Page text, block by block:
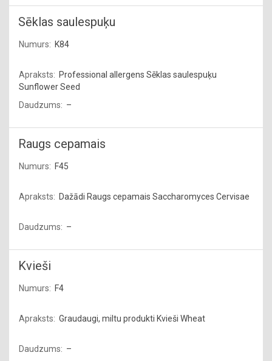
Sēklas saulespuķu
K84
Professional allergens Sēklas saulespuķu
Sunflower Seed
–
Raugs cepamais
F45
Dažādi Raugs cepamais Saccharomyces Cervisae
–
Kvieši
F4
Graudaugi, miltu produkti Kvieši Wheat
–